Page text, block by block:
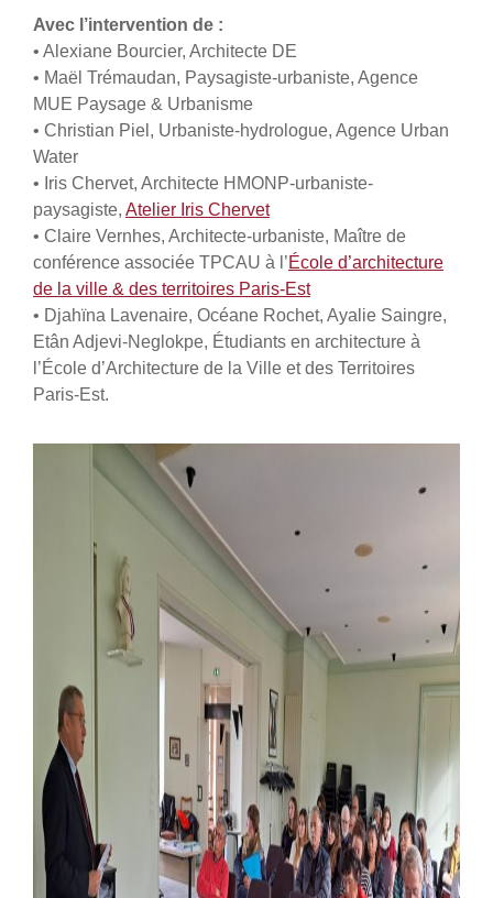
Avec l’intervention de :
• Alexiane Bourcier, Architecte DE
• Maël Trémaudan, Paysagiste-urbaniste, Agence
MUE Paysage & Urbanisme
• Christian Piel, Urbaniste-hydrologue, Agence Urban
Water
• Iris Chervet, Architecte HMONP-urbaniste-
paysagiste, Atelier Iris Chervet
• Claire Vernhes, Architecte-urbaniste, Maître de
conférence associée TPCAU à l’École d’architecture
de la ville & des territoires Paris-Est
• Djahïna Lavenaire, Océane Rochet, Ayalie Saingre,
Etân Adjevi-Neglokpe, Étudiants en architecture à
l’École d’Architecture de la Ville et des Territoires
Paris-Est.